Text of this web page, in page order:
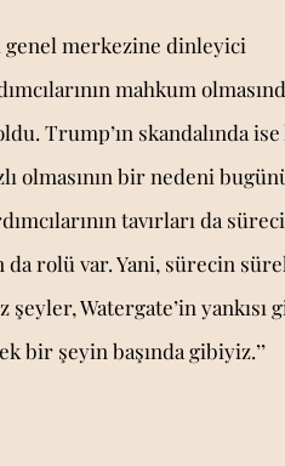
genel merkezine dinleyici
mahkum
Trump’ın skandalında
olmasının bir nedeni
tavırları da süreci
da rolü var. Yani, sürecin
Watergate’in yankısı
bir şeyin başında gibiyiz.’’